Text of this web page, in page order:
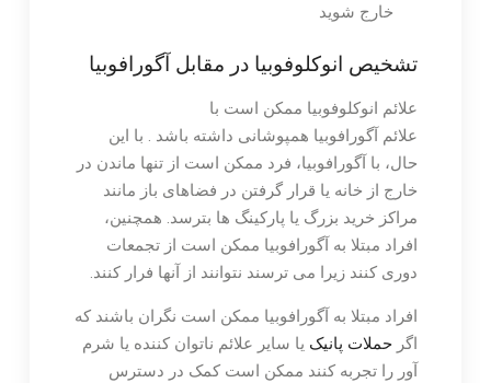
خارج شوید
تشخیص انوکلوفوبیا در مقابل آگورافوبیا
علائم انوکلوفوبیا ممکن است با
علائم آگورافوبیا همپوشانی داشته باشد . با این
حال، با آگورافوبیا، فرد ممکن است از تنها ماندن در
خارج از خانه یا قرار گرفتن در فضاهای باز مانند
مراکز خرید بزرگ یا پارکینگ ها بترسد. همچنین،
افراد مبتلا به آگورافوبیا ممکن است از تجمعات
دوری کنند زیرا می ترسند نتوانند از آنها فرار کنند.
افراد مبتلا به آگورافوبیا ممکن است نگران باشند که
اگر حملات پانیک یا سایر علائم ناتوان کننده یا شرم
آور را تجربه کنند ممکن است کمک در دسترس